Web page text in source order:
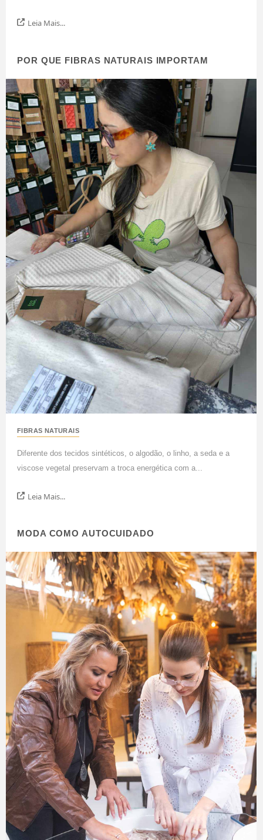
Leia Mais...
POR QUE FIBRAS NATURAIS IMPORTAM
FIBRAS NATURAIS
Diferente dos tecidos sintéticos, o algodão, o linho, a seda e a
viscose vegetal preservam a troca energética com a...
Leia Mais...
MODA COMO AUTOCUIDADO